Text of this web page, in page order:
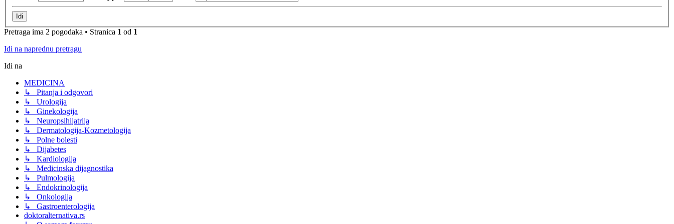
Pretraga ima 2 pogodaka • Stranica 1 od 1
Idi na naprednu pretragu
Idi na
MEDICINA
↳ Pitanja i odgovori
↳ Urologija
↳ Ginekologija
↳ Neuropsihijatrija
↳ Dermatologija-Kozmetologija
↳ Polne bolesti
↳ Dijabetes
↳ Kardiologija
↳ Medicinska dijagnostika
↳ Pulmologija
↳ Endokrinologija
↳ Onkologija
↳ Gastroenterologija
doktoralternativa.rs